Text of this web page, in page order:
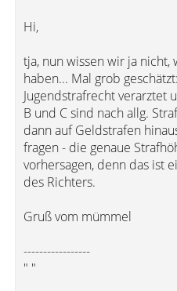
Hi,
tja, nun wissen wir ja nicht,
haben... Mal grob
Jugendstrafrecht verarztet
B und C sind nach allg.
dann auf Geldstrafen
fragen - die genaue
vorhersagen, denn das ist
des Richters.
Gruß vom mümmel
-----------------
" "